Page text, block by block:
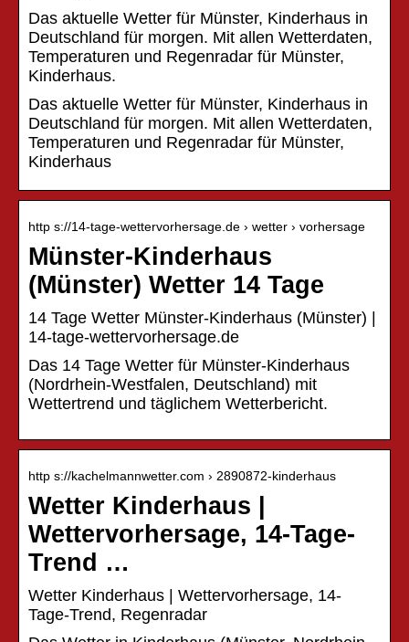
Das aktuelle Wetter für Münster, Kinderhaus in
Deutschland für morgen. Mit allen Wetterdaten,
Temperaturen und Regenradar für Münster,
Kinderhaus.
Das aktuelle Wetter für Münster, Kinderhaus in
Deutschland für morgen. Mit allen Wetterdaten,
Temperaturen und Regenradar für Münster,
Kinderhaus
http s://14-tage-wettervorhersage.de › wetter › vorhersage
Münster-Kinderhaus
(Münster) Wetter 14 Tage
14 Tage Wetter Münster-Kinderhaus (Münster) |
14-tage-wettervorhersage.de
Das 14 Tage Wetter für Münster-Kinderhaus
(Nordrhein-Westfalen, Deutschland) mit
Wettertrend und täglichem Wetterbericht.
http s://kachelmannwetter.com › 2890872-kinderhaus
Wetter Kinderhaus |
Wettervorhersage, 14-Tage-
Trend …
Wetter Kinderhaus | Wettervorhersage, 14-
Tage-Trend, Regenradar